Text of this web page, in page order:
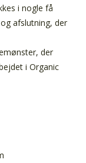
i nogle få
afslutning, der
der
i Organic